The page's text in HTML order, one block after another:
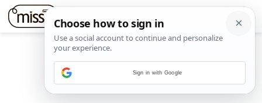
Sign in with Google